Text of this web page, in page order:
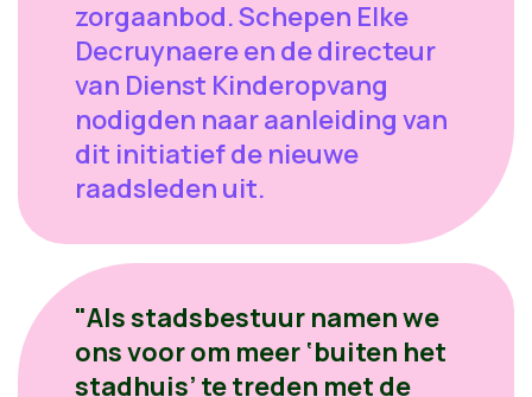
zorgaanbod. Schepen Elke
Decruynaere en de directeur
van Dienst Kinderopvang
nodigden naar aanleiding van
dit initiatief de nieuwe
raadsleden uit.
"Als stadsbestuur namen we
ons voor om meer ‘buiten het
stadhuis’ te treden met de